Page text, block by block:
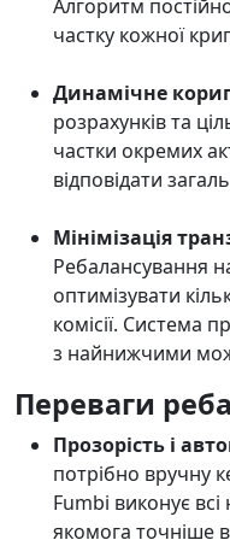
Алгоритм
частку кожної
Динамічне
розрахунків та
частки окремих
відповідати
Мінімізація
Ребалансування
оптимізувати
комісії. Система
з найнижчими
Переваги
Прозорість і
потрібно вручну
Fumbi виконує
якомога точніше